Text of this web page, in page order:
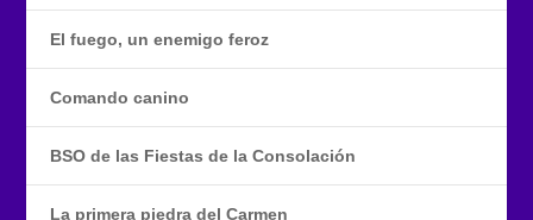
El fuego, un enemigo feroz
Comando canino
BSO de las Fiestas de la Consolación
La primera piedra del Carmen